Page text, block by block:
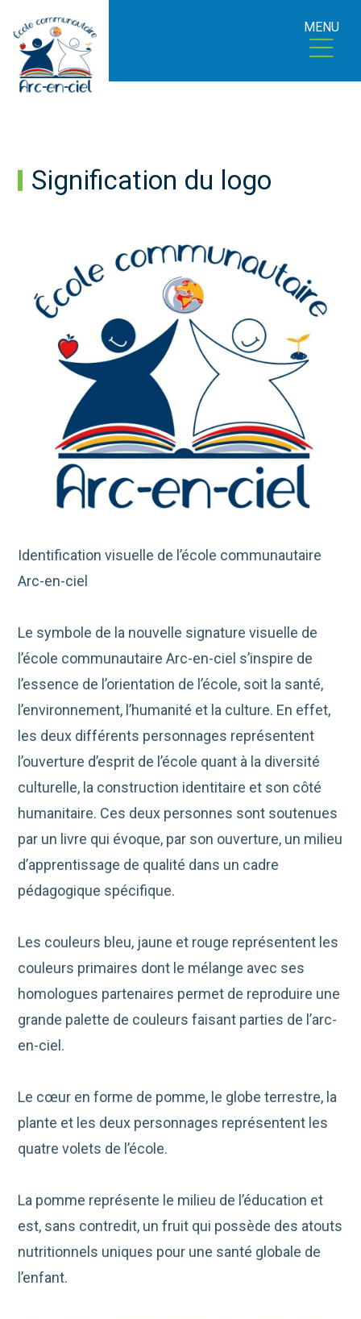
MENU
Signification du logo
Identification visuelle de l’école communautaire
Arc-en-ciel
Le symbole de la nouvelle signature visuelle de
l’école communautaire Arc-en-ciel s’inspire de
l’essence de l’orientation de l’école, soit la santé,
l’environnement, l’humanité et la culture. En effet,
les deux différents personnages représentent
l’ouverture d’esprit de l’école quant à la diversité
culturelle, la construction identitaire et son côté
humanitaire. Ces deux personnes sont soutenues
par un livre qui évoque, par son ouverture, un milieu
d’apprentissage de qualité dans un cadre
pédagogique spécifique.
Les couleurs bleu, jaune et rouge représentent les
couleurs primaires dont le mélange avec ses
homologues partenaires permet de reproduire une
grande palette de couleurs faisant parties de l’arc-
en-ciel.
Le cœur en forme de pomme, le globe terrestre, la
plante et les deux personnages représentent les
quatre volets de l’école.
La pomme représente le milieu de l’éducation et
est, sans contredit, un fruit qui possède des atouts
nutritionnels uniques pour une santé globale de
l’enfant.